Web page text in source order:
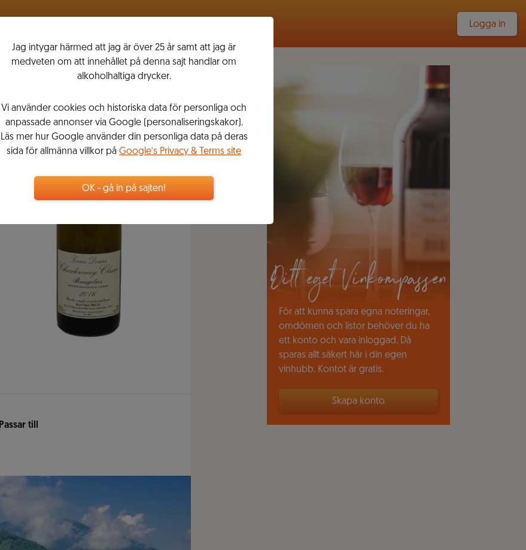
Logga in
Passar till
Ditt eget Vinkompassen
För att kunna spara egna noteringar,
omdömen och listor behöver du ha
ett konto och vara inloggad. Då
sparas allt säkert här i din egen
vinhubb. Kontot är gratis.
Skapa konto
Jag intygar härmed att jag är över 25 år samt att jag är
medveten om att innehållet på denna sajt handlar om
alkoholhaltiga drycker.
Vi använder cookies och historiska data för personliga och
anpassade annonser via Google (personaliseringskakor).
Läs mer hur Google använder din personliga data på deras
sida för allmänna villkor på Google’s Privacy & Terms site
OK - gå in på sajten!